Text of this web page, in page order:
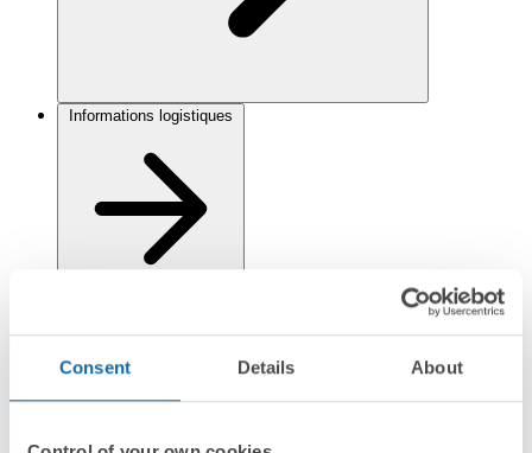
Consent Details About
Documentation
Fiche technique